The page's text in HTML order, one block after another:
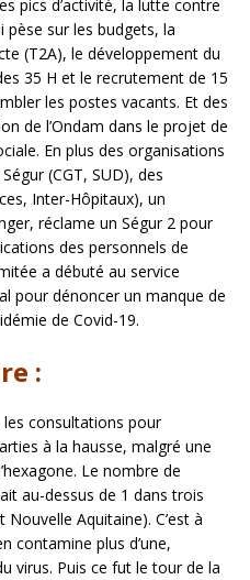
pics d’activité, la lutte contre
pèse sur les budgets, la
(T2A), le développement du
35 H et le recrutement de 15
les postes vacants. Et des
de l’Ondam dans le projet de
En plus des organisations
(CGT, SUD), des
Inter-Hôpitaux), un
réclame un Ségur 2 pour
des personnels de
a débuté au service
pour dénoncer un manque de
de Covid-19.
:
consultations pour
à la hausse, malgré une
Le nombre de
au-dessus de 1 dans trois
Aquitaine). C’est à
contamine plus d’une,
virus. Puis ce fut le tour de la